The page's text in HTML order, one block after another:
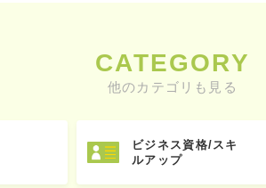
CATEGORY
他のカテゴリも見る
ビジネス資格/スキ
ルアップ